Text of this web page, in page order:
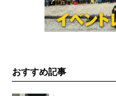
おすすめ記事